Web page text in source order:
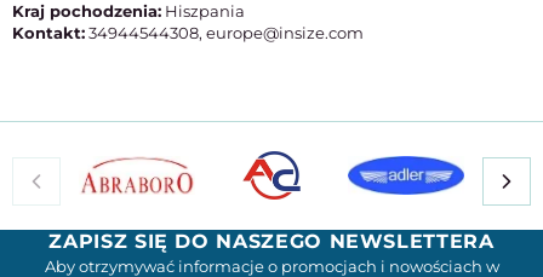
Kraj pochodzenia: Hiszpania
Kontakt:34944544308, europe@insize.com
ZAPISZ SIĘ DO NASZEGO NEWSLETTERA
Aby otrzymywać informacje o promocjach i nowościach w